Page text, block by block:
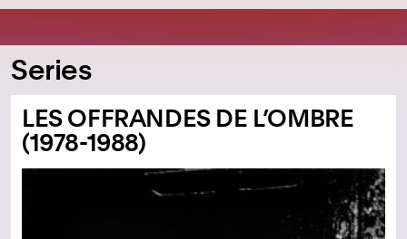
Series
LES OFFRANDES DE L’OMBRE
(1978-1988)